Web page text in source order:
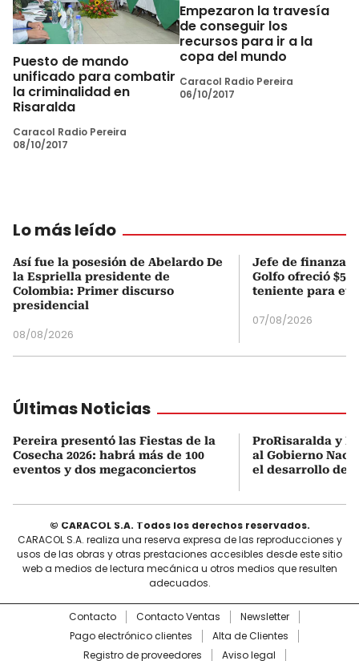
Puesto de mando
unificado para combatir
la criminalidad en
Risaralda
Caracol Radio Pereira
08/10/2017
Empezaron la travesía
de conseguir los
recursos para ir a la
copa del mundo
Caracol Radio Pereira
06/10/2017
Lo más leído
Así fue la posesión de Abelardo De
la Espriella presidente de
Colombia: Primer discurso
presidencial
08/08/2026
Jefe de finanzas
Golfo ofreció
teniente para
07/08/2026
Últimas Noticias
Pereira presentó las Fiestas de la
Cosecha 2026: habrá más de 100
eventos y dos megaconciertos
ProRisaralda y
al Gobierno
el desarrollo
© CARACOL S.A. Todos los derechos reservados.
CARACOL S.A. realiza una reserva expresa de las reproducciones y
usos de las obras y otras prestaciones accesibles desde este sitio
web a medios de lectura mecánica u otros medios que resulten
adecuados.
Contacto Contacto Ventas
Newsletter
Pago electrónico clientes
Alta de Clientes
Registro de proveedores
Aviso legal